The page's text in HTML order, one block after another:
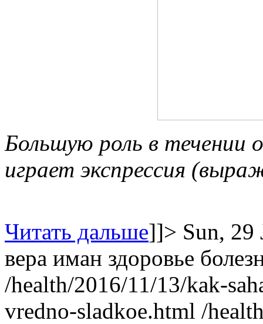
Большую роль в течении
играет экспрессия
Читать дальше]]> Sun, 29
вера иман здоровье
/health/2016/11/13/kak-
vredno-sladkoe.html /